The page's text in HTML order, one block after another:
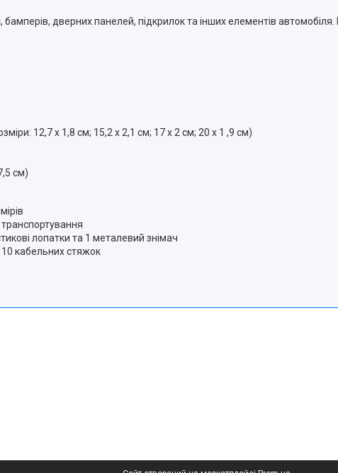
бамперів, дверних панелей, підкрилок та інших елементів
12,7 x 1,8 см; 15,2 x 2,1 см; 17 x 2 см; 20 x 1 ,9 см)
см)
лопатки та 1 металевий знімач
кабельних стяжок